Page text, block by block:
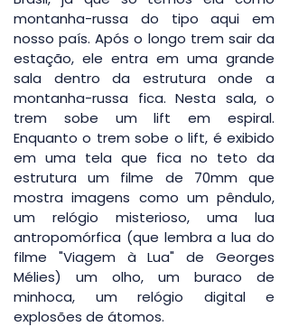
montanha-russa do tipo aqui em
nosso país. Após o longo trem sair da
estação, ele entra em uma grande
sala dentro da estrutura onde a
montanha-russa fica. Nesta sala, o
trem sobe um lift em espiral.
Enquanto o trem sobe o lift, é exibido
em uma tela que fica no teto da
estrutura um filme de 70mm que
mostra imagens como um pêndulo,
um relógio misterioso, uma lua
antropomórfica (que lembra a lua do
filme "Viagem à Lua" de Georges
Mélies) um olho, um buraco de
minhoca, um relógio digital e
explosões de átomos.